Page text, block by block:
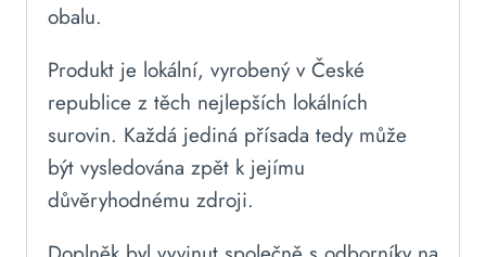
obalu.
Produkt je lokální, vyrobený v České
republice z těch nejlepších lokálních
surovin. Každá jediná přísada tedy může
být vysledována zpět k jejímu
důvěryhodnému zdroji.